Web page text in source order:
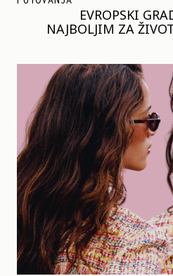
EVROPSKI
NAJBOLJIM ZA